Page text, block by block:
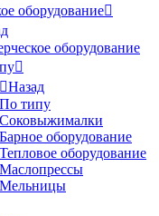
оборудование
оборудование
Назад
По типу
Соковыжималки
Барное оборудование
Тепловое оборудование
Маслопрессы
Мельницы